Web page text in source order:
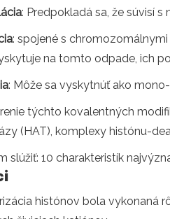
: Predpokladá sa, že súvisí
: spojené s
na tomto odpade, ich
: Môže sa vyskytnúť ako
týchto kovalentných
(HAT), komplexy histónu-
slúžiť: 10 charakteristík
histónov bola vykonaná